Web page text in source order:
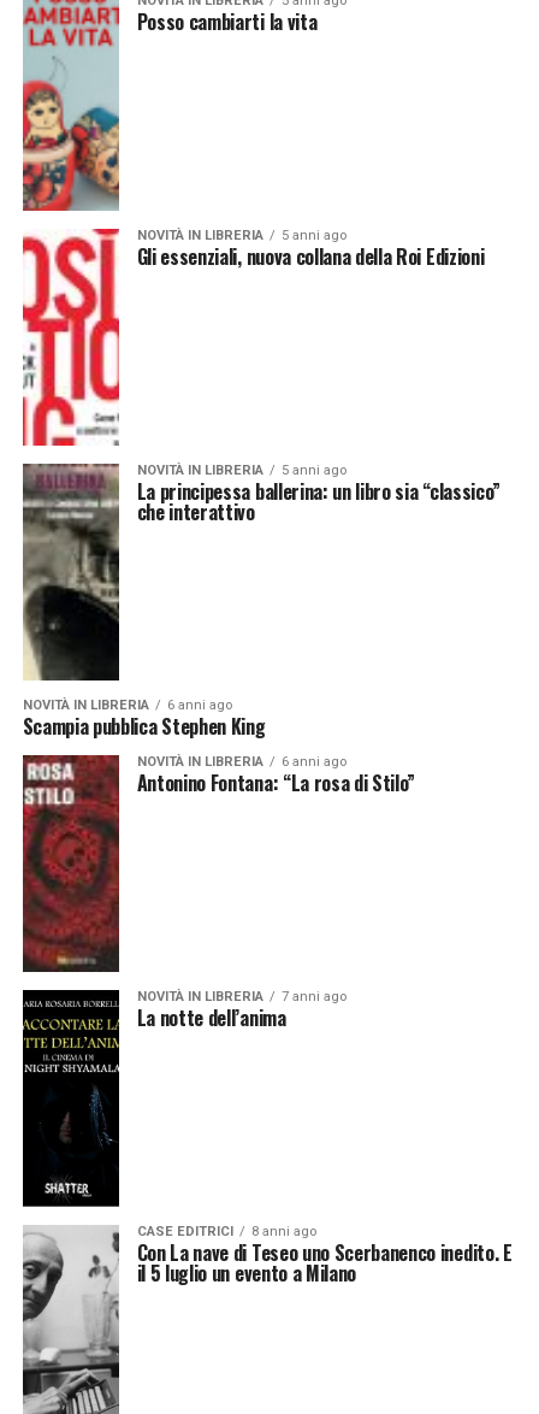
Posso cambiarti la vita
NOVITÀ IN LIBRERIA 5 anni ago
Gli essenziali, nuova collana della Roi Edizioni
NOVITÀ IN LIBRERIA 5 anni ago
La principessa ballerina: un libro sia “classico”
che interattivo
NOVITÀ IN LIBRERIA 6 anni ago
Scampia pubblica Stephen King
NOVITÀ IN LIBRERIA 6 anni ago
Antonino Fontana: “La rosa di Stilo”
NOVITÀ IN LIBRERIA 7 anni ago
La notte dell’anima
CASE EDITRICI 8 anni ago
Con La nave di Teseo uno Scerbanenco inedito. E
il 5 luglio un evento a Milano